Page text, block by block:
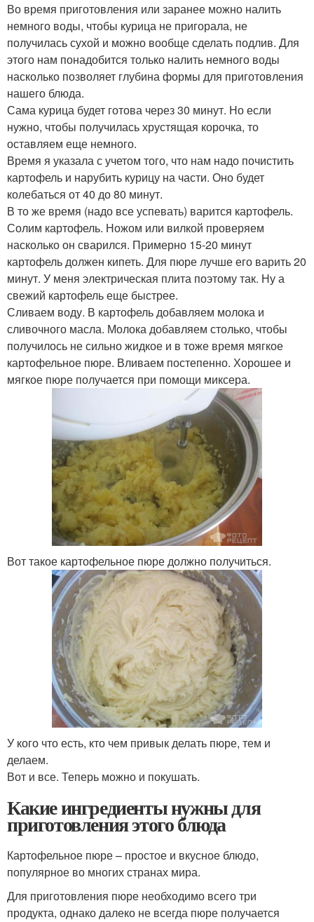
Во время приготовления или заранее можно налить
немного воды, чтобы курица не пригорала, не
получилась сухой и можно вообще сделать подлив. Для
этого нам понадобится только налить немного воды
насколько позволяет глубина формы для приготовления
нашего блюда.
Сама курица будет готова через 30 минут. Но если
нужно, чтобы получилась хрустящая корочка, то
оставляем еще немного.
Время я указала с учетом того, что нам надо почистить
картофель и нарубить курицу на части. Оно будет
колебаться от 40 до 80 минут.
В то же время (надо все успевать) варится картофель.
Солим картофель. Ножом или вилкой проверяем
насколько он сварился. Примерно 15-20 минут
картофель должен кипеть. Для пюре лучше его варить 20
минут. У меня электрическая плита поэтому так. Ну а
свежий картофель еще быстрее.
Сливаем воду. В картофель добавляем молока и
сливочного масла. Молока добавляем столько, чтобы
получилось не сильно жидкое и в тоже время мягкое
картофельное пюре. Вливаем постепенно. Хорошее и
мягкое пюре получается при помощи миксера.
Вот такое картофельное пюре должно получиться.
У кого что есть, кто чем привык делать пюре, тем и
делаем.
Вот и все. Теперь можно и покушать.
Какие ингредиенты нужны для
приготовления этого блюда
Картофельное пюре – простое и вкусное блюдо,
популярное во многих странах мира.
Для приготовления пюре необходимо всего три
продукта, однако далеко не всегда пюре получается